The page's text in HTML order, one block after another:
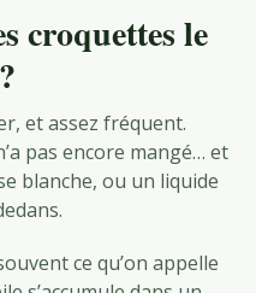
croquettes le
et assez fréquent.
pas encore mangé… et
blanche, ou un liquide
ce qu’on appelle